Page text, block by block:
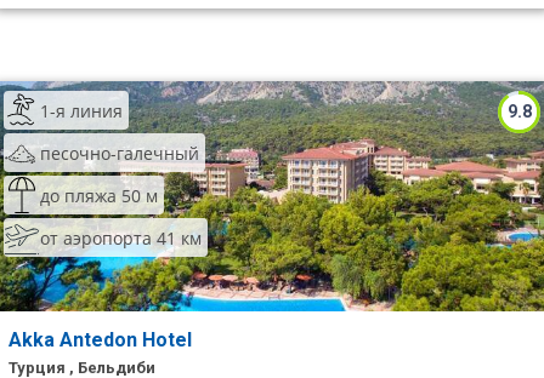
9.8
1-я линия
песочно-галечный
до пляжа 50 м
от аэропорта 41 км
Akka Antedon Hotel
Турция , Бельдиби